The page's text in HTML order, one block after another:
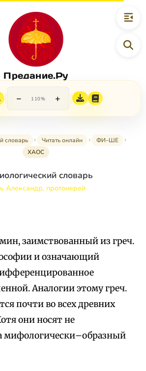
Предание.Ру
− 110% +
словарь Читать онлайн
ФИ–ШЕ
ХАОС
словарь
Александр, протоиерей
заимствованный из греч.
и означающий
Аналогии этому греч.
почти во всех древних
они носят не
мифологически–образный